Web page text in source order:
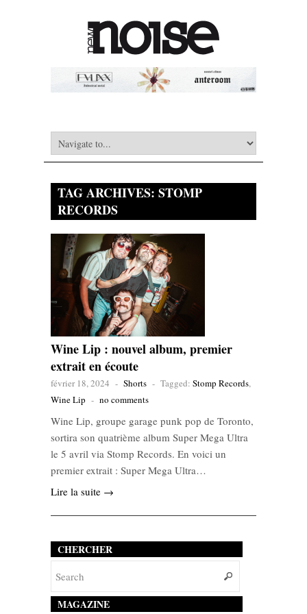
TAG ARCHIVES: STOMP
RECORDS
Wine Lip : nouvel album, premier
extrait en écoute
février 18, 2024 - Shorts - Tagged: Stomp Records,
Wine Lip - no comments
Wine Lip, groupe garage punk pop de Toronto,
sortira son quatrième album Super Mega Ultra
le 5 avril via Stomp Records. En voici un
premier extrait : Super Mega Ultra…
Lire la suite →
CHERCHER
MAGAZINE